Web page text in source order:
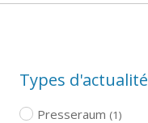
Types d'actualité
Presseraum (1)